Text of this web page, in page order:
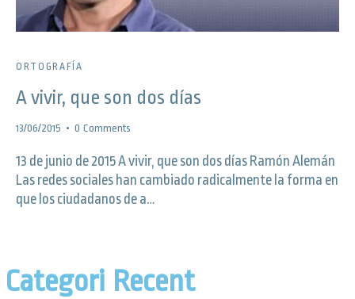
ORTOGRAFÍA
A vivir, que son dos días
13/06/2015 0 Comments
13 de junio de 2015 A vivir, que son dos días Ramón Alemán
Las redes sociales han cambiado radicalmente la forma en
que los ciudadanos de a…
Categori Recent